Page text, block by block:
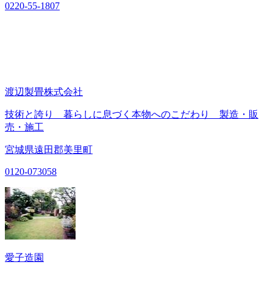
0220-55-1807
渡辺製畳株式会社
技術と誇り 暮らしに息づく本物へのこだわり 製造・販
売・施工
宮城県遠田郡美里町
0120-073058
愛子造園